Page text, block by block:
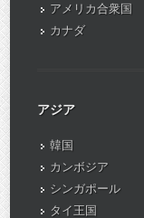
アメリカ合衆国
カナダ
アジア
韓国
カンボジア
シンガポール
タイ王国